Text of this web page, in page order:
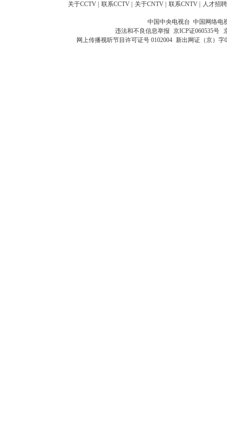
关于CCTV 联系CCTV 关于CNTV 联系CNTV 人才招聘
中国中央电视台 中国网络电
违法和不良信息举报 京ICP证060535号
网上传播视听节目许可证号 0102004 新出网证（京）